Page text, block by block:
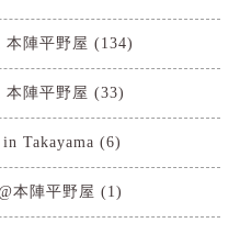
陣平野屋 (134)
陣平野屋 (33)
Takayama (6)
本陣平野屋 (1)